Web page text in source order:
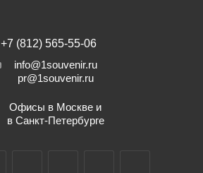
+7 (812) 565-55-06
info@1souvenir.ru
pr@1souvenir.ru
Офисы в Москве и
в Санкт-Петербурге